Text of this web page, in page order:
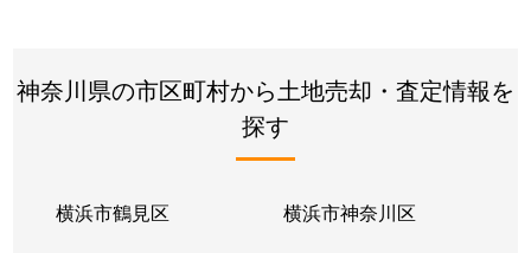
神奈川県の市区町村から土地売却・査定情報を
探す
横浜市鶴見区 横浜市神奈川区